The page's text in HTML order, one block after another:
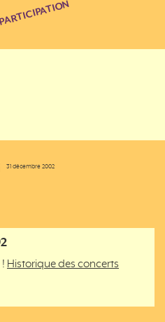
31 décembre 2002
Historique des concerts